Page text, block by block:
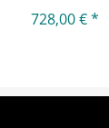
728,00 € *